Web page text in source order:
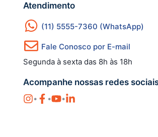
Atendimento
(11) 5555-7360 (WhatsApp)
Fale Conosco por E-mail
Segunda à sexta das 8h às 18h
Acompanhe nossas redes
• • •